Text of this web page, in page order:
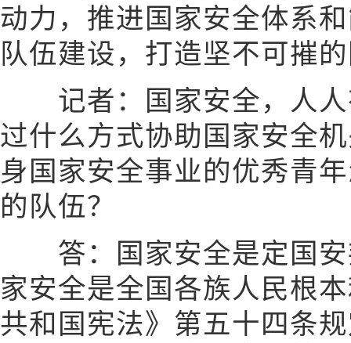
动力，推进国家安全体系
队伍建设，打造坚不可摧
记者：国家安全，人人
过什么方式协助国家安全
身国家安全事业的优秀青
的队伍？
答：国家安全是定国安
家安全是全国各族人民根
共和国宪法》第五十四条